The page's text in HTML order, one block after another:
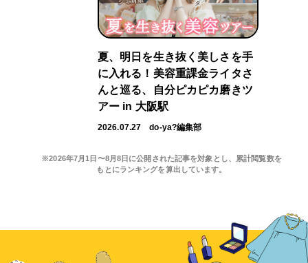
夏、明日を生き抜く美しさを手
に入れる！美容重課金ライタさ
んと巡る、自分ピカピカ磨きツ
アー in 大阪駅
2026.07.27 do-ya?編集部
※2026年7月1日〜8月8日に公開された記事を対象とし、累計閲覧数を
もとにランキングを算出しています。